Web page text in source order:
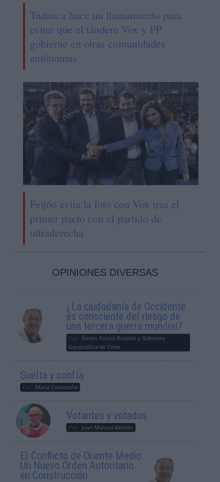
Tudanca hace un llamamiento para
evitar que el tándem Vox y PP
gobierne en otras comunidades
autónomas
Feijóo evita la foto con Vox tras el
primer pacto con el partido de
ultraderecha
OPINIONES DIVERSAS
¿La ciudadanía de Occidente
es consciente del riesgo de
una tercera guerra mundial?
Por Álvaro Frutos Rosado y Gabinete
Geopolítica de Crisis
Suelta y confía
Por María Comesaña
Votantes y votados
Por Juan Manuel Beltrán
El Conflicto de Oriente Medio:
Un Nuevo Orden Autoritario
en Construcción